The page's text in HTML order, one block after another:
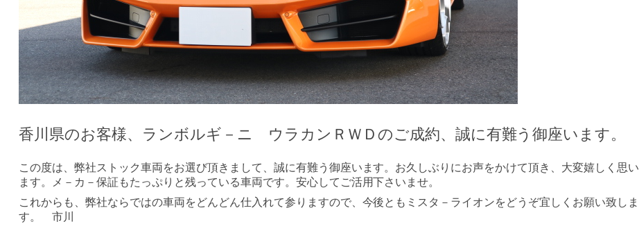
香川県のお客様、ランボルギ－ニ ウラカンＲＷＤのご成約、誠に有難う御座います。
この度は、弊社ストック車両をお選び頂きまして、誠に有難う御座います。お久しぶりにお声をかけて頂き、大変嬉しく思い
ます。メ－カ－保証もたっぷりと残っている車両です。安心してご活用下さいませ。
これからも、弊社ならではの車両をどんどん仕入れて参りますので、今後ともミスタ－ライオンをどうぞ宜しくお願い致しま
す。 市川